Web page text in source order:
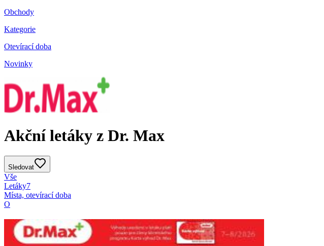
Obchody
Kategorie
Otevírací doba
Novinky
Akční letáky z Dr. Max
Sledovat
Vše
Letáky7
Místa, otevírací doba
O